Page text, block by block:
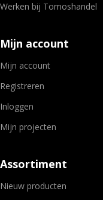
Werken bij Tomoshandel
Mijn account
Mijn account
Registreren
Inloggen
Mijn projecten
Assortiment
Nieuw producten